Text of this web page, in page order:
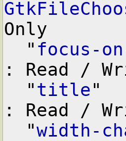
Only
  "
focus-
: Read /
  "
title
: Read /
  "
width-